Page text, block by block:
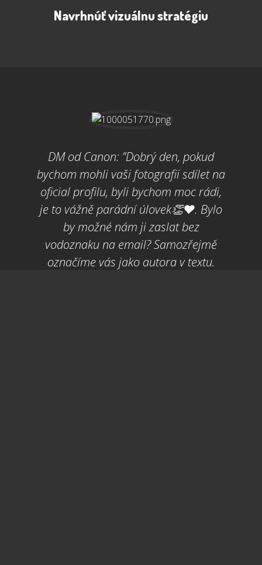
Navrhnúť vizuálnu stratégiu
DM od Canon: ”Dobrý den, pokud
bychom mohli vaši fotografii sdílet na
oficial profilu, byli bychom moc rádi,
je to vážně parádní úlovek👏❤️. Bylo
by možné nám ji zaslat bez
vodoznaku na email? Samozřejmě
označíme vás jako autora v textu.